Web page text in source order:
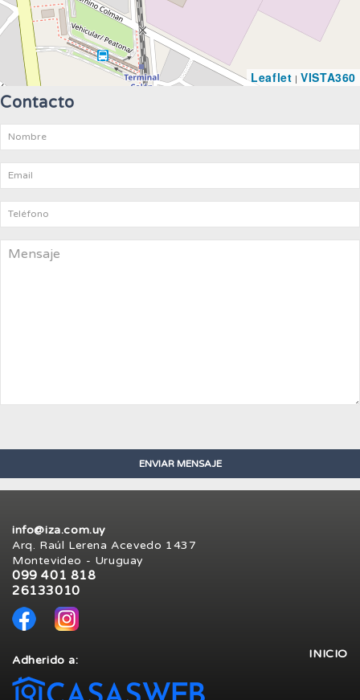
Leaflet |VISTA360
Contacto
info@iza.com.uy
Arq. Raúl Lerena Acevedo 1437
Montevideo - Uruguay
099 401 818
26133010
INICIO
Adherido a: